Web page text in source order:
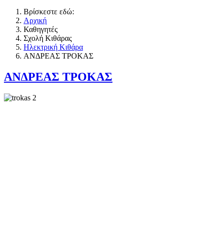
Βρίσκεστε εδώ:
Αρχική
Καθηγητές
Σχολή Κιθάρας
Ηλεκτρική Κιθάρα
ΑΝΔΡΕΑΣ ΤΡΟΚΑΣ
ΑΝΔΡΕΑΣ ΤΡΟΚΑΣ